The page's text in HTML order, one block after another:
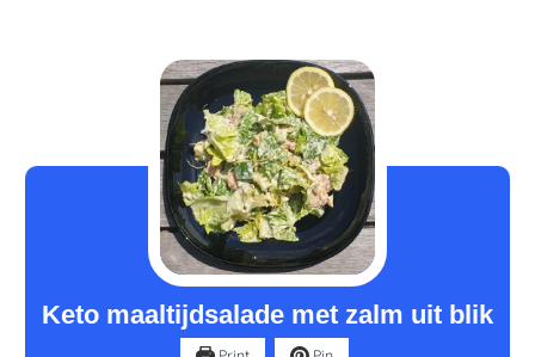
Keto maaltijdsalade met zalm uit blik